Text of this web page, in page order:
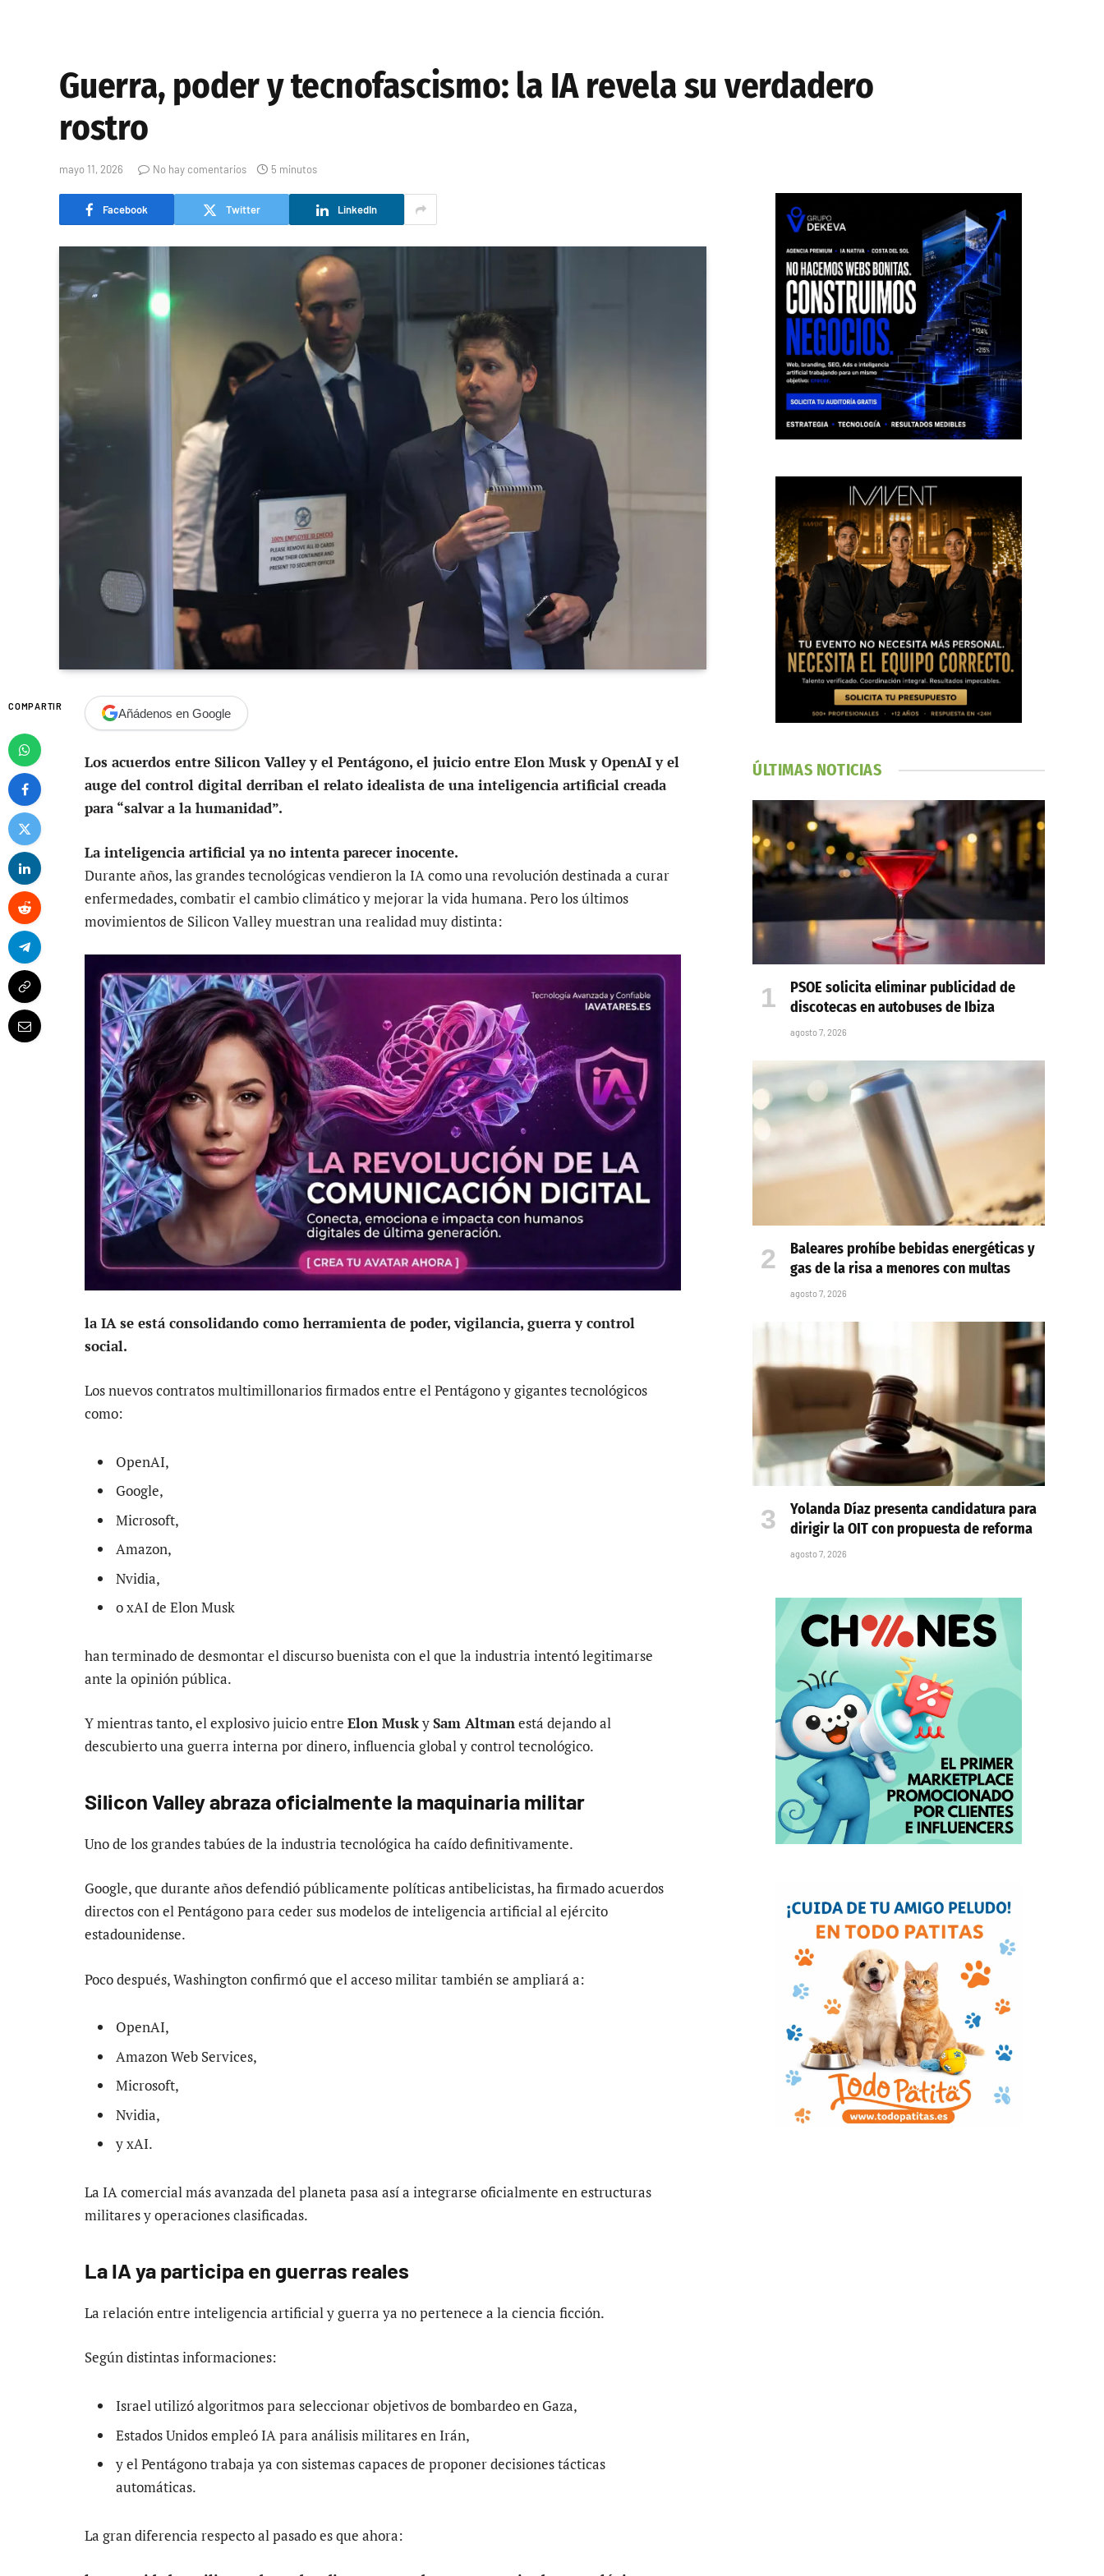
Guerra, poder y tecnofascismo: la IA revela su verdadero
rostro
mayo 11, 2026 No hay comentarios 5 minutos
Facebook Twitter LinkedIn
COMPARTIR Añádenos en Google
Los acuerdos entre Silicon Valley y el Pentágono, el juicio entre Elon Musk y OpenAI y el
auge del control digital derriban el relato idealista de una inteligencia artificial creada
para “salvar a la humanidad”.
La inteligencia artificial ya no intenta parecer inocente.
Durante años, las grandes tecnológicas vendieron la IA como una revolución destinada a curar
enfermedades, combatir el cambio climático y mejorar la vida humana. Pero los últimos
movimientos de Silicon Valley muestran una realidad muy distinta:
la IA se está consolidando como herramienta de poder, vigilancia, guerra y control
social.
Los nuevos contratos multimillonarios firmados entre el Pentágono y gigantes tecnológicos
como:
OpenAI,
Google,
Microsoft,
Amazon,
Nvidia,
o xAI de Elon Musk
han terminado de desmontar el discurso buenista con el que la industria intentó legitimarse
ante la opinión pública.
Y mientras tanto, el explosivo juicio entre Elon MuskySam Altmanestá dejando al
descubierto una guerra interna por dinero, influencia global y control tecnológico.
Silicon Valley abraza oficialmente la maquinaria militar
Uno de los grandes tabúes de la industria tecnológica ha caído definitivamente.
Google, que durante años defendió públicamente políticas antibelicistas, ha firmado acuerdos
directos con el Pentágono para ceder sus modelos de inteligencia artificial al ejército
estadounidense.
Poco después, Washington confirmó que el acceso militar también se ampliará a:
OpenAI,
Amazon Web Services,
Microsoft,
Nvidia,
y xAI.
La IA comercial más avanzada del planeta pasa así a integrarse oficialmente en estructuras
militares y operaciones clasificadas.
La IA ya participa en guerras reales
La relación entre inteligencia artificial y guerra ya no pertenece a la ciencia ficción.
Según distintas informaciones:
Israel utilizó algoritmos para seleccionar objetivos de bombardeo en Gaza,
Estados Unidos empleó IA para análisis militares en Irán,
y el Pentágono trabaja ya con sistemas capaces de proponer decisiones tácticas
automáticas.
La gran diferencia respecto al pasado es que ahora:
ÚLTIMAS NOTICIAS
PSOE solicita eliminar publicidad de
discotecas en autobuses de Ibiza
agosto 7, 2026
Baleares prohíbe bebidas energéticas y
gas de la risa a menores con multas
agosto 7, 2026
Yolanda Díaz presenta candidatura para
dirigir la OIT con propuesta de reforma
agosto 7, 2026